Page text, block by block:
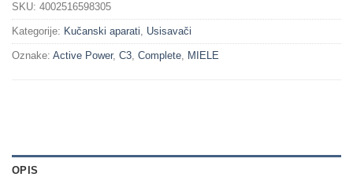
SKU: 4002516598305
Kategorije: Kučanski aparati, Usisavači
Oznake: Active Power, C3, Complete, MIELE
OPIS